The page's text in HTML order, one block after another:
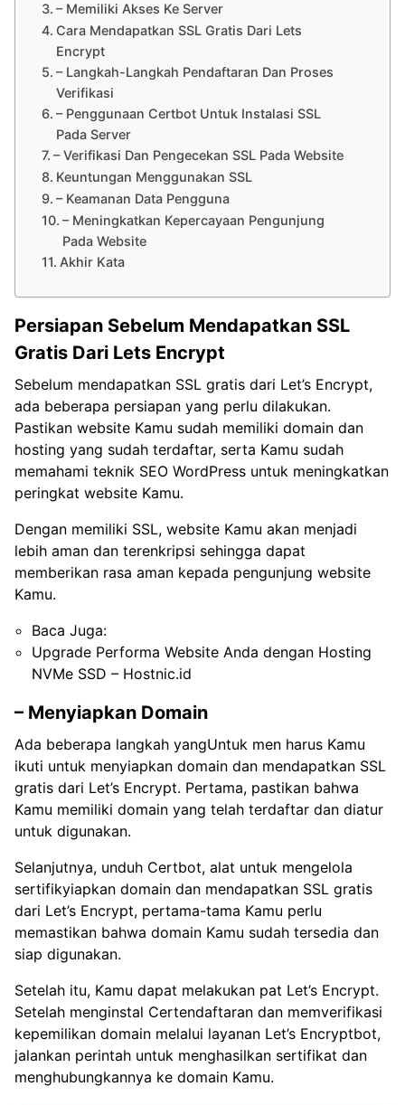
– Memiliki Akses Ke Server
Cara Mendapatkan SSL Gratis Dari Lets
Encrypt
– Langkah-Langkah Pendaftaran Dan Proses
Verifikasi
– Penggunaan Certbot Untuk Instalasi SSL
Pada Server
– Verifikasi Dan Pengecekan SSL Pada Website
Keuntungan Menggunakan SSL
– Keamanan Data Pengguna
– Meningkatkan Kepercayaan Pengunjung
Pada Website
Akhir Kata
Persiapan Sebelum Mendapatkan SSL
Gratis Dari Lets Encrypt
Sebelum mendapatkan SSL gratis dari Let’s Encrypt,
ada beberapa persiapan yang perlu dilakukan.
Pastikan website Kamu sudah memiliki domain dan
hosting yang sudah terdaftar, serta Kamu sudah
memahami teknik SEO WordPress untuk meningkatkan
peringkat website Kamu.
Dengan memiliki SSL, website Kamu akan menjadi
lebih aman dan terenkripsi sehingga dapat
memberikan rasa aman kepada pengunjung website
Kamu.
Baca Juga:
Upgrade Performa Website Anda dengan Hosting
NVMe SSD – Hostnic.id
– Menyiapkan Domain
Ada beberapa langkah yangUntuk men harus Kamu
ikuti untuk menyiapkan domain dan mendapatkan SSL
gratis dari Let’s Encrypt. Pertama, pastikan bahwa
Kamu memiliki domain yang telah terdaftar dan diatur
untuk digunakan.
Selanjutnya, unduh Certbot, alat untuk mengelola
sertifikyiapkan domain dan mendapatkan SSL gratis
dari Let’s Encrypt, pertama-tama Kamu perlu
memastikan bahwa domain Kamu sudah tersedia dan
siap digunakan.
Setelah itu, Kamu dapat melakukan pat Let’s Encrypt.
Setelah menginstal Certendaftaran dan memverifikasi
kepemilikan domain melalui layanan Let’s Encryptbot,
jalankan perintah untuk menghasilkan sertifikat dan
menghubungkannya ke domain Kamu.